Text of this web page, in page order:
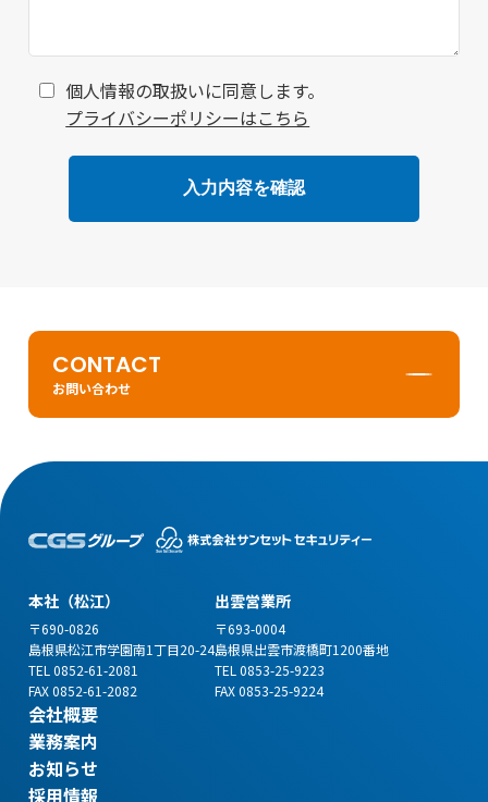
個人情報の取扱いに同意します。
プライバシーポリシーはこちら
CONTACT
お問い合わせ
本社（松江）
〒690-0826
島根県松江市学園南1丁目20-24
TEL 0852-61-2081
FAX 0852-61-2082
出雲営業所
〒693-0004
島根県出雲市渡橋町1200番地
TEL 0853-25-9223
FAX 0853-25-9224
会社概要
業務案内
お知らせ
採用情報